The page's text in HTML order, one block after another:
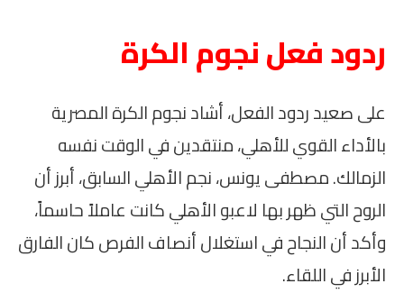
ردود فعل نجوم الكرة
على صعيد ردود الفعل، أشاد نجوم الكرة المصرية
بالأداء القوي للأهلي، منتقدين في الوقت نفسه
الزمالك. مصطفى يونس، نجم الأهلي السابق، أبرز أن
الروح التي ظهر بها لاعبو الأهلي كانت عاملاً حاسماً،
وأكد أن النجاح في استغلال أنصاف الفرص كان الفارق
الأبرز في اللقاء.